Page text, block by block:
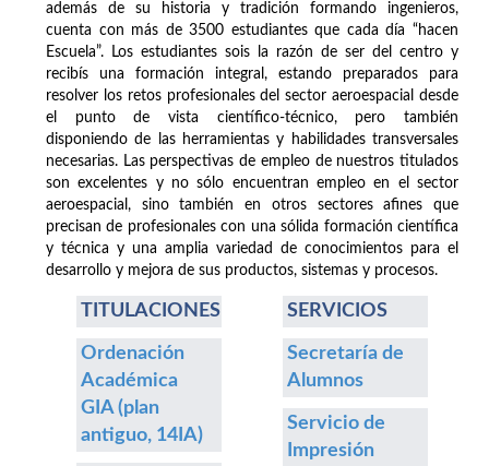
además de su historia y tradición formando ingenieros,
cuenta con más de 3500 estudiantes que cada día “hacen
Escuela”. Los estudiantes sois la razón de ser del centro y
recibís una formación integral, estando preparados para
resolver los retos profesionales del sector aeroespacial desde
el punto de vista científico-técnico, pero también
disponiendo de las herramientas y habilidades transversales
necesarias. Las perspectivas de empleo de nuestros titulados
son excelentes y no sólo encuentran empleo en el sector
aeroespacial, sino también en otros sectores afines que
precisan de profesionales con una sólida formación científica
y técnica y una amplia variedad de conocimientos para el
desarrollo y mejora de sus productos, sistemas y procesos.
TITULACIONES
Ordenación
Académica
GIA (plan
antiguo, 14IA)
SERVICIOS
Secretaría de
Alumnos
Servicio de
Impresión